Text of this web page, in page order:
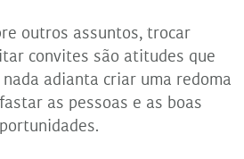
outros assuntos, trocar
convites são atitudes que
adianta criar uma redoma
as pessoas e as boas